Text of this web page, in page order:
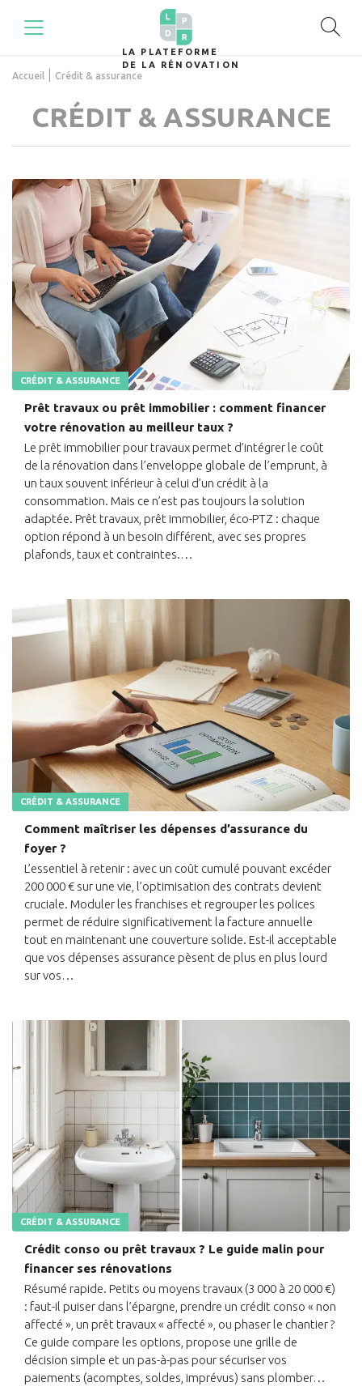
LA PLATEFORME
DE LA RÉNOVATION
Accueil Crédit & assurance
CRÉDIT & ASSURANCE
CRÉDIT & ASSURANCE
Prêt travaux ou prêt immobilier : comment financer
votre rénovation au meilleur taux ?
Le prêt immobilier pour travaux permet d’intégrer le coût
de la rénovation dans l’enveloppe globale de l’emprunt, à
un taux souvent inférieur à celui d’un crédit à la
consommation. Mais ce n’est pas toujours la solution
adaptée. Prêt travaux, prêt immobilier, éco-PTZ : chaque
option répond à un besoin différent, avec ses propres
plafonds, taux et contraintes.…
CRÉDIT & ASSURANCE
Comment maîtriser les dépenses d’assurance du
foyer ?
L’essentiel à retenir : avec un coût cumulé pouvant excéder
200 000 € sur une vie, l’optimisation des contrats devient
cruciale. Moduler les franchises et regrouper les polices
permet de réduire significativement la facture annuelle
tout en maintenant une couverture solide. Est-il acceptable
que vos dépenses assurance pèsent de plus en plus lourd
sur vos…
CRÉDIT & ASSURANCE
Crédit conso ou prêt travaux ? Le guide malin pour
financer ses rénovations
Résumé rapide. Petits ou moyens travaux (3 000 à 20 000 €)
: faut-il puiser dans l’épargne, prendre un crédit conso « non
affecté », un prêt travaux « affecté », ou phaser le chantier ?
Ce guide compare les options, propose une grille de
décision simple et un pas-à-pas pour sécuriser vos
paiements (acomptes, soldes, imprévus) sans plomber…